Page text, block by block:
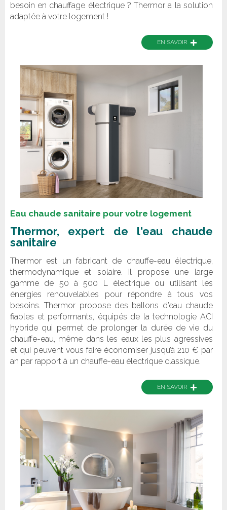
besoin en chauffage électrique ? Thermor a la solution
adaptée à votre logement !
EN SAVOIR +
Eau chaude sanitaire pour votre logement
Thermor, expert de l'eau chaude
sanitaire
Thermor est un fabricant de chauffe-eau électrique,
thermodynamique et solaire. Il propose une large
gamme de 50 à 500 L électrique ou utilisant les
énergies renouvelables pour répondre à tous vos
besoins. Thermor propose des ballons d’eau chaude
fiables et performants, équipés de la technologie ACI
hybride qui permet de prolonger la durée de vie du
chauffe-eau, même dans les eaux les plus agressives
et qui peuvent vous faire économiser jusqu’à 210 € par
an par rapport à un chauffe-eau électrique classique.
EN SAVOIR +